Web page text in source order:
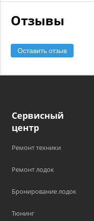
Отзывы
Оставить отзыв
Сервисный
центр
Ремонт техники
Ремонт лодок
Бронирование лодок
Тюнинг